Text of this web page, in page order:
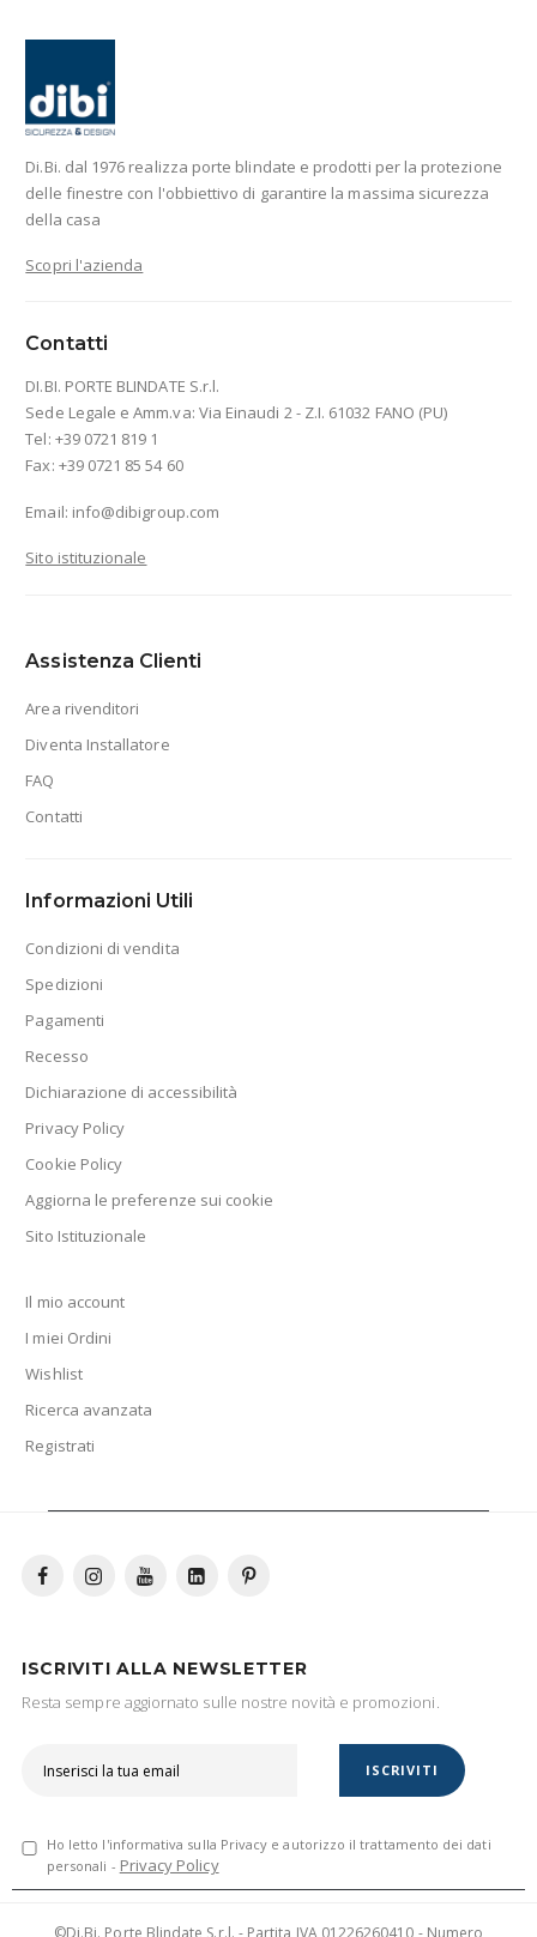
Di.Bi. dal 1976 realizza porte blindate e prodotti per la protezione
delle finestre con l'obbiettivo di garantire la massima sicurezza
della casa
Scopri l'azienda
Contatti
DI.BI. PORTE BLINDATE S.r.l.
Sede Legale e Amm.va: Via Einaudi 2 - Z.I. 61032 FANO (PU)
Tel: +39 0721 819 1
Fax: +39 0721 85 54 60
Email: info@dibigroup.com
Sito istituzionale
Assistenza Clienti
Area rivenditori
Diventa Installatore
FAQ
Contatti
Informazioni Utili
Condizioni di vendita
Spedizioni
Pagamenti
Recesso
Dichiarazione di accessibilità
Privacy Policy
Cookie Policy
Aggiorna le preferenze sui cookie
Sito Istituzionale
Il mio account
I miei Ordini
Wishlist
Ricerca avanzata
Registrati
ISCRIVITI ALLA NEWSLETTER
Resta sempre aggiornato sulle nostre novità e promozioni.
Ho letto l'informativa sulla Privacy e autorizzo il trattamento dei dati
personali - Privacy Policy
ISCRIVITI